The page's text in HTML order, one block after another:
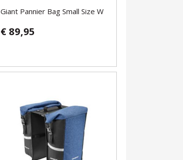
Giant Pannier Bag Small Size W
€ 89,95